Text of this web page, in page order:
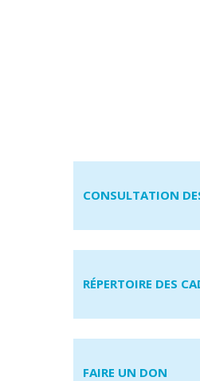
CONSULTATION
RÉPERTOIRE DES
FAIRE UN DON